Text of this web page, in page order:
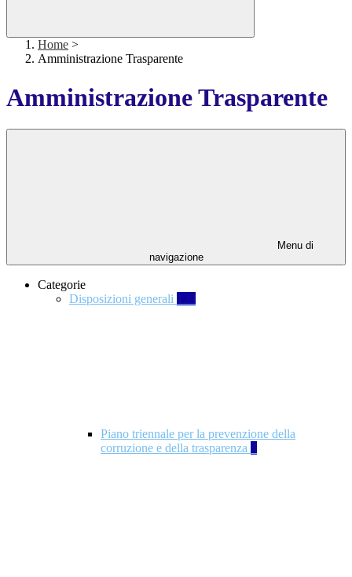
Home >
Amministrazione Trasparente
Amministrazione Trasparente
Menu di
navigazione
Categorie
Disposizioni generali 139
Piano triennale per la prevenzione della
corruzione e della trasparenza 4